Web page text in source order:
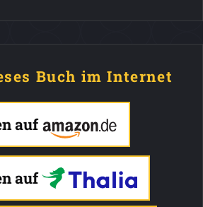
Buch im Internet
auf
auf